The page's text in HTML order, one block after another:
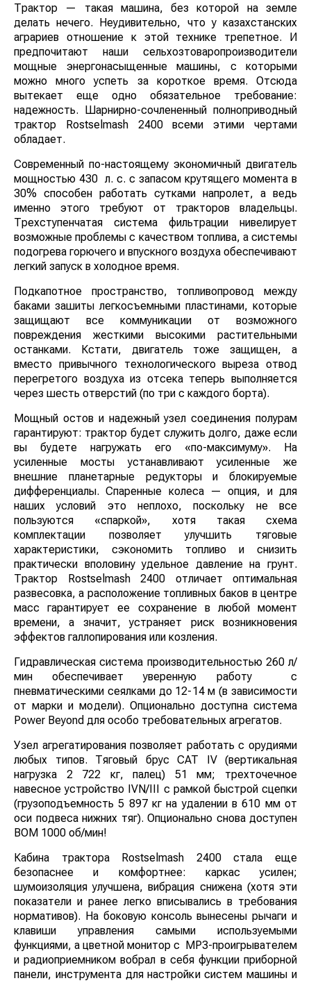
Трактор — такая машина, без которой на земле
делать нечего. Неудивительно, что у казахстанских
аграриев отношение к этой технике трепетное. И
предпочитают наши сельхозтоваропроизводители
мощные энергонасыщенные машины, с которыми
можно много успеть за короткое время. Отсюда
вытекает еще одно обязательное требование:
надежность. Шарнирно-сочлененный
полноприводный трактор Rostselmash 2400 всеми
этими чертами обладает.
Современный по-настоящему экономичный двигатель
мощностью 430 л. с. с запасом крутящего момента в
30% способен работать сутками напролет, а ведь
именно этого требуют от тракторов владельцы.
Трехступенчатая система фильтрации нивелирует
возможные проблемы с качеством топлива, а
системы подогрева горючего и впускного воздуха
обеспечивают легкий запуск в холодное время.
Подкапотное пространство, топливопровод между
баками зашиты легкосъемными пластинами, которые
защищают все коммуникации от возможного
повреждения жесткими высокими растительными
останками. Кстати, двигатель тоже защищен, а вместо
привычного технологического выреза отвод
перегретого воздуха из отсека теперь выполняется
через шесть отверстий (по три с каждого борта).
Мощный остов и надежный узел соединения полурам
гарантируют: трактор будет служить долго, даже если
вы будете нагружать его «по-максимуму». На
усиленные мосты устанавливают усиленные же
внешние планетарные редукторы и блокируемые
дифференциалы. Спаренные колеса — опция, и для
наших условий это неплохо, поскольку не все
пользуются «спаркой», хотя такая схема
комплектации позволяет улучшить тяговые
характеристики, сэкономить топливо и снизить
практически вполовину удельное давление на грунт.
Трактор Rostselmash 2400 отличает оптимальная
развесовка, а расположение топливных баков в
центре масс гарантирует ее сохранение в любой
момент времени, а значит, устраняет риск
возникновения эффектов галлопирования или
Гидравлическая система производительностью 260 л/
мин обеспечивает уверенную работу с
пневматическими сеялками до 12-14 м (в зависимости
от марки и модели). Опционально доступна система
Узел агрегатирования позволяет работать с орудиями
любых типов. Тяговый брус CAT IV (вертикальная
нагрузка 2 722 кг, палец) 51 мм; трехточечное
навесное устройство IVN/III с рамкой быстрой сцепки
(грузоподъемность 5 897 кг на удалении в 610 мм от
оси подвеса нижних тяг). Опционально снова
Кабина трактора Rostselmash 2400 стала еще
безопаснее и комфортнее: каркас усилен;
шумоизоляция улучшена, вибрация снижена (хотя эти
показатели и ранее легко вписывались в требования
нормативов). На боковую консоль вынесены рычаги и
клавиши управления самыми используемыми
функциями, а цветной монитор с MP3-
проигрывателем и радиоприемником вобрал в себя